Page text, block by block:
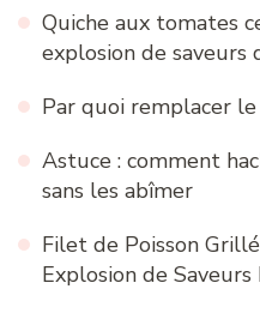
Quiche aux tomates
explosion de saveurs
Par quoi remplacer le
Astuce : comment
sans les abîmer
Filet de Poisson
Explosion de